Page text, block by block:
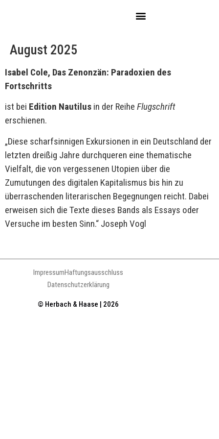
August 2025
Isabel Cole, Das Zenonzän: Paradoxien des
Fortschritts
ist bei Edition Nautilus in der Reihe Flugschrift
erschienen.
„Diese scharfsinnigen Exkursionen in ein Deutschland der
letzten dreißig Jahre durchqueren eine thematische
Vielfalt, die von vergessenen Utopien über die
Zumutungen des digitalen Kapitalismus bis hin zu
überraschenden literarischen Begegnungen reicht. Dabei
erweisen sich die Texte dieses Bands als Essays oder
Versuche im besten Sinn.“ Joseph Vogl
© Herbach & Haase | 2026
ImpressumHaftungsausschluss
Datenschutzerklärung